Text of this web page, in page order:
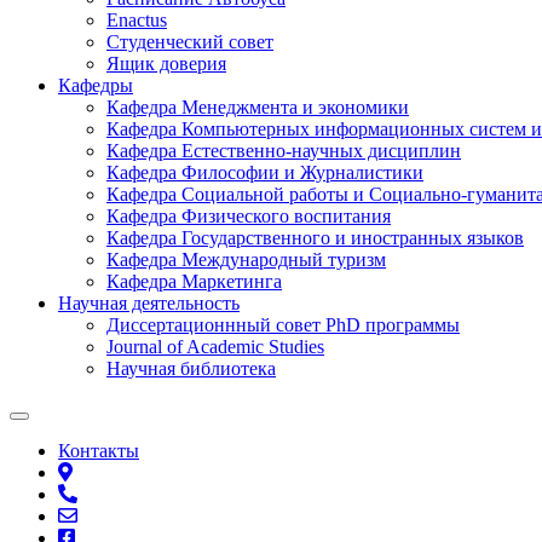
Enactus
Студенческий совет
Ящик доверия
Кафедры
Кафедра Менеджмента и экономики
Кафедра Компьютерных информационных систем и
Кафедра Естественно-научных дисциплин
Кафедра Философии и Журналистики
Кафедра Социальной работы и Социально-
Кафедра Физического воспитания
Кафедра Государственного и иностранных языков
Кафедра Международный туризм
Кафедра Маркетинга
Научная деятельность
Диссертационнный совет PhD программы
Journal of Academic Studies
Научная библиотека
Контакты